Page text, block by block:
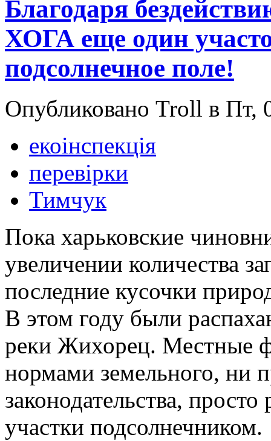
Благодаря
ХОГА еще один
подсолнечное поле!
Опубликовано Troll в Пт,
екоінспекція
перевірки
Тимчук
Пока харьковские
увеличении количества
последние кусочки
В этом году были
реки Жихорец. Местные
нормами земельного, ни
законодательства,
участки подсолнечником.